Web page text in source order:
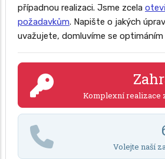
případnou realizaci. Jsme zcela
požadavkům. Napište o jakých
uvažujete, domluvíme se optimáním
Komplexní realizace
Volejte naší